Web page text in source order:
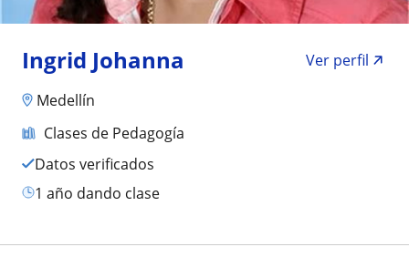
Ingrid Johanna
Ver perfil
Medellín
Clases de Pedagogía
Datos verificados
1 año dando clase